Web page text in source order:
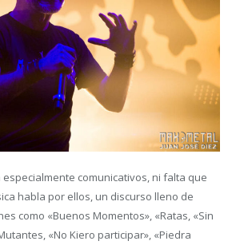
especialmente comunicativos, ni falta que
habla por ellos, un discurso lleno de
como «Buenos Momentos», «Ratas, «Sin
«No Kiero participar», «Piedra